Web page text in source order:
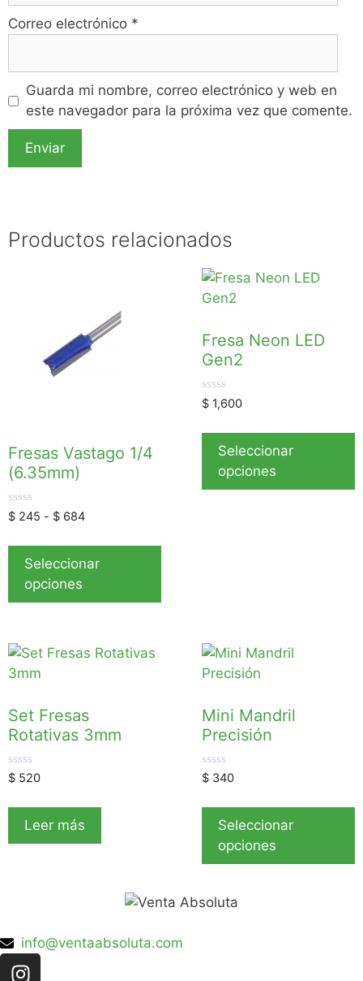
Correo electrónico *
Guarda mi nombre, correo electrónico y web en
este navegador para la próxima vez que comente.
Productos relacionados
Fresas Vastago 1/4
(6.35mm)
0
d
5
$ 245 - $ 684
Seleccionar
opciones
Fresa Neon LED
Gen2
0
d
5
$ 1,600
Seleccionar
opciones
Set Fresas
Rotativas 3mm
0
d
5
$ 520
Leer más
Mini Mandril
Precisión
0
d
5
$ 340
Seleccionar
opciones
info@ventaabsoluta.com